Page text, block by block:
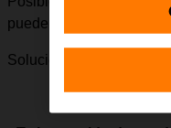
puede deberse a un
Solución: Cómo reiniciar